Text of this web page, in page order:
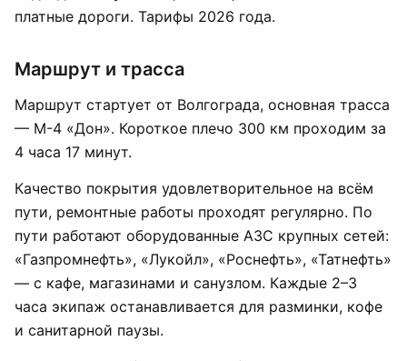
платные дороги. Тарифы 2026 года.
Маршрут и трасса
Маршрут стартует от Волгограда, основная трасса
— М-4 «Дон». Короткое плечо 300 км проходим за
4 часа 17 минут.
Качество покрытия удовлетворительное на всём
пути, ремонтные работы проходят регулярно. По
пути работают оборудованные АЗС крупных сетей:
«Газпромнефть», «Лукойл», «Роснефть», «Татнефть»
— с кафе, магазинами и санузлом. Каждые 2–3
часа экипаж останавливается для разминки, кофе
и санитарной паузы.